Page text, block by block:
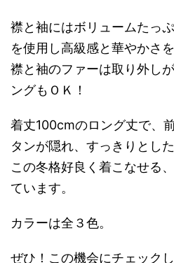
襟と袖にはボリュームたっ
を使用し高級感と華やかさを
襟と袖のファーは取り外し
ングもＯＫ！
着丈100cmのロング丈で、
タンが隠れ、すっきりとし
この冬格好良く着こなせる
ています。
カラーは全３色。
ぜひ！この機会にチェックし